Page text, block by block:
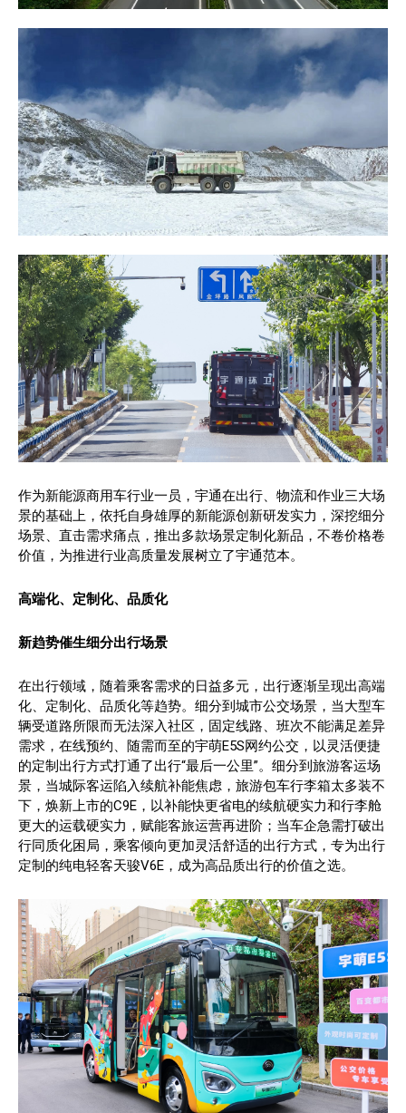
作为新能源商用车行业一员，宇通在出行、物流和作业三大场
景的基础上，依托自身雄厚的新能源创新研发实力，深挖细分
场景、直击需求痛点，推出多款场景定制化新品，不卷价格卷
价值，为推进行业高质量发展树立了宇通范本。
高端化、定制化、品质化
新趋势催生细分出行场景
在出行领域，随着乘客需求的日益多元，出行逐渐呈现出高端
化、定制化、品质化等趋势。细分到城市公交场景，当大型车
辆受道路所限而无法深入社区，固定线路、班次不能满足差异
需求，在线预约、随需而至的宇萌E5S网约公交，以灵活便捷
的定制出行方式打通了出行“最后一公里”。细分到旅游客运场
景，当城际客运陷入续航补能焦虑，旅游包车行李箱太多装不
下，焕新上市的C9E，以补能快更省电的续航硬实力和行李舱
更大的运载硬实力，赋能客旅运营再进阶；当车企急需打破出
行同质化困局，乘客倾向更加灵活舒适的出行方式，专为出行
定制的纯电轻客天骏V6E，成为高品质出行的价值之选。